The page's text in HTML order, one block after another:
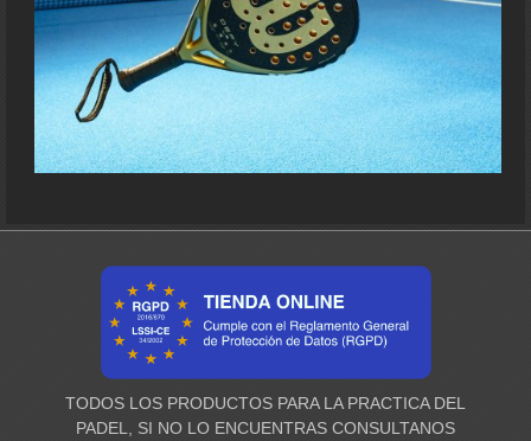
TODOS LOS PRODUCTOS PARA LA PRACTICA DEL
PADEL, SI NO LO ENCUENTRAS CONSULTANOS